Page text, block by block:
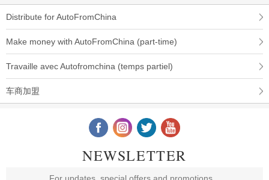
Distribute for AutoFromChina
Make money with AutoFromChina (part-time)
Travaille avec Autofromchina (temps partiel)
车商加盟
NEWSLETTER